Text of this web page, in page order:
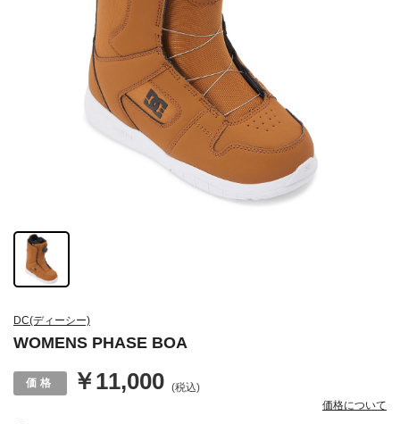
DC(ディーシー)
WOMENS PHASE BOA
￥11,000 (税込)
価格について